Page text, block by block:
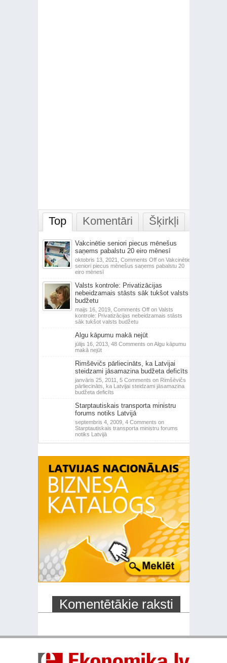
Top Komentāri Šķirkļi
Vakcinētie seniori piecus mēnešus
saņems pabalstu 20 eiro mēnesī
oktobris 13, 2021, Comments Offon Vakcinētie
seniori piecus mēnešus saņems pabalstu 20
eiro mēnesī
Valsts kontrole: Privatizācijas
nebeidzamais stāsts sāk tukšot valsts
budžetu
maijs 16, 2019, Comments Offon Valsts
kontrole: Privatizācijas nebeidzamais stāsts
sāk tukšot valsts budžetu
Algu kāpumu makā nejūt
jūlijs 16, 2013, 48 Comments on Algu kāpumu
makā nejūt
Rimšēvičs pārliecināts, ka Latvijai
steidzami jāsamazina budžeta deficīts
janvāris 25, 2011, 5 Comments on Rimšēvičs
pārliecināts, ka Latvijai steidzami jāsamazina
budžeta deficīts
Starptautiskais transporta ministru
forums notiks Latvijā
septembris 4, 2009, 4 Comments on
Starptautiskais transporta ministru forums
notiks Latvijā
Komentētākie raksti